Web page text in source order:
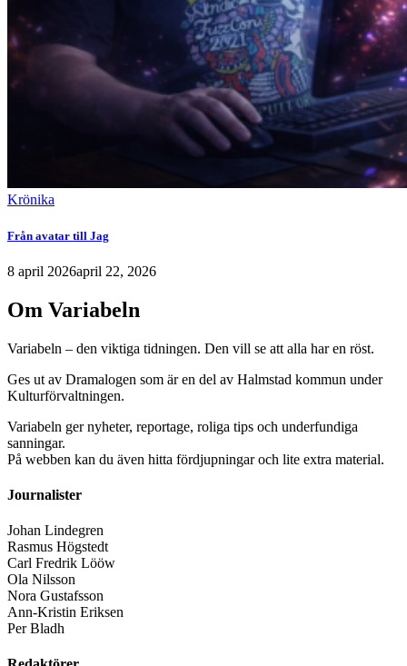
Krönika
Från avatar till Jag
8 april 2026april 22, 2026
Om Variabeln
Variabeln – den viktiga tidningen. Den vill se att alla har en röst.
Ges ut av Dramalogen som är en del av Halmstad kommun under
Kulturförvaltningen.
Variabeln ger nyheter, reportage, roliga tips och underfundiga
sanningar.
På webben kan du även hitta fördjupningar och lite extra material.
Journalister
Johan Lindegren
Rasmus Högstedt
Carl Fredrik Lööw
Ola Nilsson
Nora Gustafsson
Ann-Kristin Eriksen
Per Bladh